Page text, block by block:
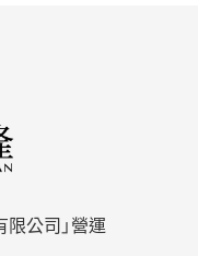
限公司」營運